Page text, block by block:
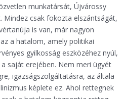
munkatársát, Újvárossy
Mindez csak fokozta elszántságát,
is van, már nagyon
a hatalom, amely politikai
gyilkosság eszközéhez nyúl,
saját erejében. Nem meri ügyét
igazságszolgáltatásra, az általa
képlete ez. Ahol rettegnek